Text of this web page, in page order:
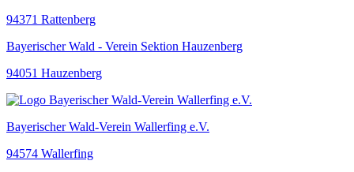
94371 Rattenberg
Bayerischer Wald - Verein Sektion Hauzenberg
94051 Hauzenberg
Bayerischer Wald-Verein Wallerfing e.V.
94574 Wallerfing